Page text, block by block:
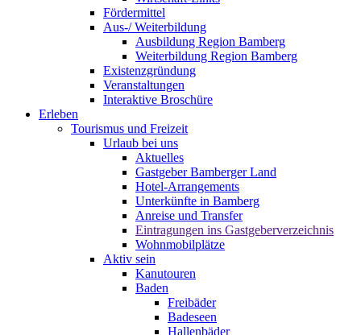
Fördermittel
Aus-/ Weiterbildung
Ausbildung Region Bamberg
Weiterbildung Region Bamberg
Existenzgründung
Veranstaltungen
Interaktive Broschüre
Erleben
Tourismus und Freizeit
Urlaub bei uns
Aktuelles
Gastgeber Bamberger Land
Hotel-Arrangements
Unterkünfte in Bamberg
Anreise und Transfer
Eintragungen ins Gastgeberverzeichnis
Wohnmobilplätze
Aktiv sein
Kanutouren
Baden
Freibäder
Badeseen
Hallenbäder